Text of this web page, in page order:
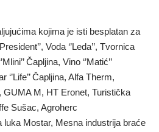
kojima je isti besplatan za
Voda ‘’Leda’’, Tvornica
Čapljina, Vino ‘’Matić’’
Čapljina, Alfa Therm,
GUMA M, HT Eronet, Turistička
Sušac, Agroherc
Mostar, Mesna industrija braće